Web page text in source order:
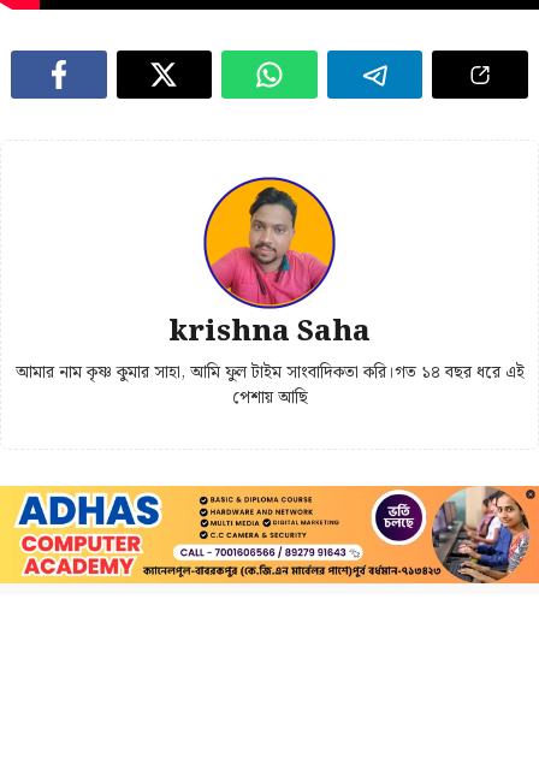
krishna Saha
আমার নাম কৃষ্ণ কুমার সাহা, আমি ফুল টাইম সাংবাদিকতা করি।গত ১৪ বছর ধরে এই
পেশায় আছি